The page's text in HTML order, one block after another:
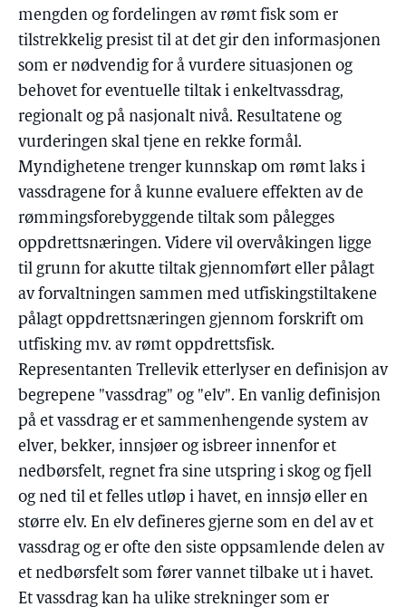
mengden og fordelingen av rømt fisk som er
tilstrekkelig presist til at det gir den informasjonen
som er nødvendig for å vurdere situasjonen og
behovet for eventuelle tiltak i enkeltvassdrag,
regionalt og på nasjonalt nivå. Resultatene og
vurderingen skal tjene en rekke formål.
Myndighetene trenger kunnskap om rømt laks i
vassdragene for å kunne evaluere effekten av de
rømmingsforebyggende tiltak som pålegges
oppdrettsnæringen. Videre vil overvåkingen ligge
til grunn for akutte tiltak gjennomført eller pålagt
av forvaltningen sammen med utfiskingstiltakene
pålagt oppdrettsnæringen gjennom forskrift om
utfisking mv. av rømt oppdrettsfisk.
Representanten Trellevik etterlyser en definisjon av
begrepene "vassdrag" og "elv". En vanlig definisjon
på et vassdrag er et sammenhengende system av
elver, bekker, innsjøer og isbreer innenfor et
nedbørsfelt, regnet fra sine utspring i skog og fjell
og ned til et felles utløp i havet, en innsjø eller en
større elv. En elv defineres gjerne som en del av et
vassdrag og er ofte den siste oppsamlende delen av
et nedbørsfelt som fører vannet tilbake ut i havet.
Et vassdrag kan ha ulike strekninger som er